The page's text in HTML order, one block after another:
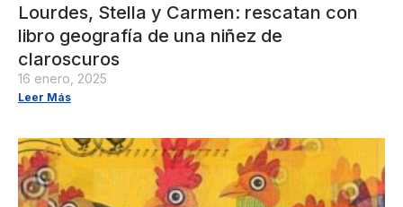
Lourdes, Stella y Carmen: rescatan con
libro geografía de una niñez de
claroscuros
16 enero, 2025
Leer Más